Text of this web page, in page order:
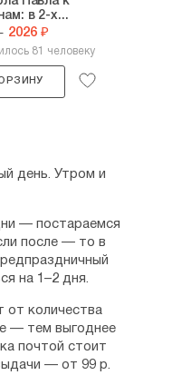
язычники?
и неверие
— 10, 21) — 109
1-36) — 182
1 — 15, 13) —
жизни (12, 1-
действительной
(12, 3-8) — 277
все
298
как члены
(13, 1-
властям (13,
в 2-х...
2026 ₽
81 человеку
день. Утром и
— постараемся
после — то в
на 1–2 дня.
от количества
— тем выгоднее
почтой стоит
— от 99 р.